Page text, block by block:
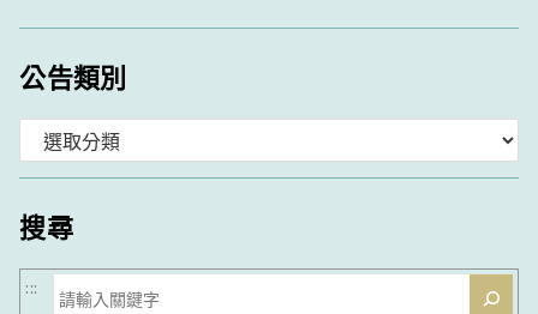
公告類別
類
搜尋
搜
:::